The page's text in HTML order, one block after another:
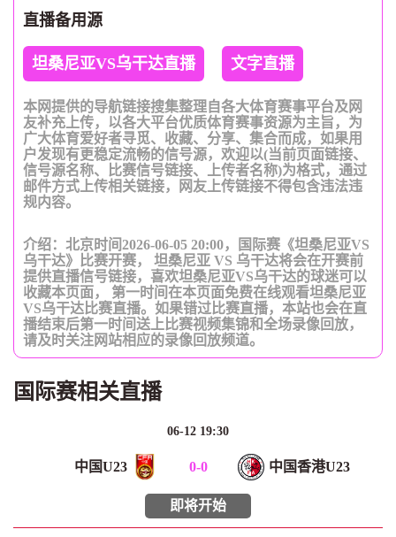
直播备用源
坦桑尼亚VS乌干达直播 文字直播
本网提供的导航链接搜集整理自各大体育赛事平台及网
友补充上传，以各大平台优质体育赛事资源为主旨，为
广大体育爱好者寻觅、收藏、分享、集合而成，如果用
户发现有更稳定流畅的信号源，欢迎以(当前页面链接、
信号源名称、比赛信号链接、上传者名称)为格式，通过
邮件方式上传相关链接，网友上传链接不得包含违法违
规内容。
介绍：北京时间2026-06-05 20:00，国际赛《坦桑尼亚VS
乌干达》比赛开赛， 坦桑尼亚 VS 乌干达将会在开赛前
提供直播信号链接，喜欢坦桑尼亚VS乌干达的球迷可以
收藏本页面， 第一时间在本页面免费在线观看坦桑尼亚
VS乌干达比赛直播。如果错过比赛直播，本站也会在直
播结束后第一时间送上比赛视频集锦和全场录像回放，
请及时关注网站相应的录像回放频道。
国际赛相关直播
06-12 19:30
中国U23 0-0 中国香港U23
即将开始